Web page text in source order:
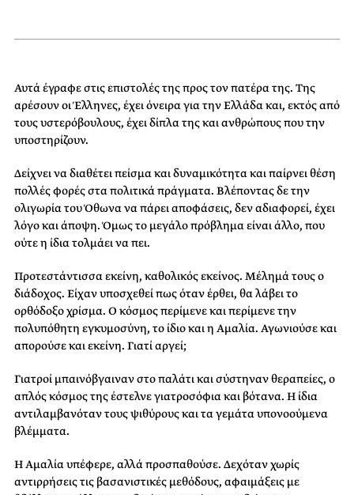
Αυτά έγραφε στις επιστολές της προς τον πατέρα της. Της
αρέσουν οι Έλληνες, έχει όνειρα για την Ελλάδα και, εκτός από
τους υστερόβουλους, έχει δίπλα της και ανθρώπους που την
υποστηρίζουν.
Δείχνει να διαθέτει πείσμα και δυναμικότητα και παίρνει θέση
πολλές φορές στα πολιτικά πράγματα. Βλέποντας δε την
ολιγωρία του Όθωνα να πάρει αποφάσεις, δεν αδιαφορεί, έχει
λόγο και άποψη. Όμως το μεγάλο πρόβλημα είναι άλλο, που
ούτε η ίδια τολμάει να πει.
Προτεστάντισσα εκείνη, καθολικός εκείνος. Μέλημά τους ο
διάδοχος. Είχαν υποσχεθεί πως όταν έρθει, θα λάβει το
ορθόδοξο χρίσμα. Ο κόσμος περίμενε και περίμενε την
πολυπόθητη εγκυμοσύνη, το ίδιο και η Αμαλία. Αγωνιούσε και
απορούσε και εκείνη. Γιατί αργεί;
Γιατροί μπαινόβγαιναν στο παλάτι και σύστηναν θεραπείες, ο
απλός κόσμος της έστελνε γιατροσόφια και βότανα. Η ίδια
αντιλαμβανόταν τους ψιθύρους και τα γεμάτα υπονοούμενα
βλέμματα.
Η Αμαλία υπέφερε, αλλά προσπαθούσε. Δεχόταν χωρίς
αντιρρήσεις τις βασανιστικές μεθόδους, αφαιμάξεις με